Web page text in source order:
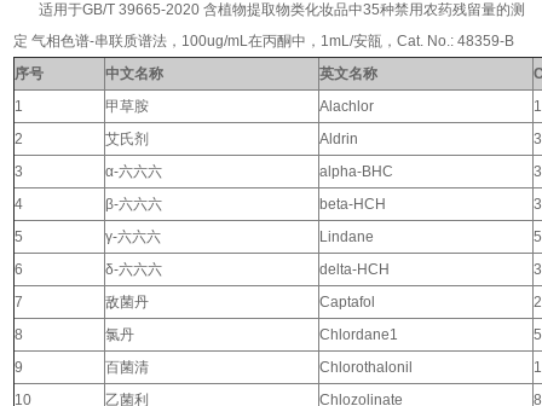
适用于GB/T 39665-2020 含植物提取物类化妆品中35种禁用农药残留量的测
定 气相色谱-串联质谱法，100ug/mL在丙酮中，1mL/安瓿，Cat. No.: 48359-B
序号
中文名称 英文名称
1
甲草胺 Alachlor
2
艾氏剂 Aldrin
3
α-六六六 alpha-BHC
4
β-六六六 beta-HCH
5
γ-六六六 Lindane
6
δ-六六六 delta-HCH
7
敌菌丹 Captafol
8
氯丹 Chlordane1
9
百菌清 Chlorothalonil
10
乙菌利 Chlozolinate